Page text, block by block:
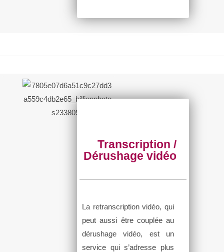
Transcription /
Dérushage vidéo
La retranscription vidéo, qui
peut aussi être couplée au
dérushage vidéo, est un
service qui s’adresse plus